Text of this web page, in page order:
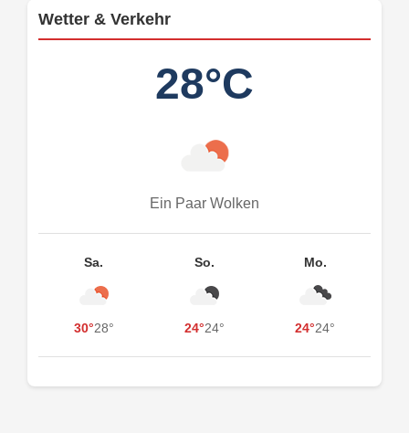
Wetter & Verkehr
28°C
Ein Paar Wolken
Sa.
30°28°
So.
24°24°
Mo.
24°24°